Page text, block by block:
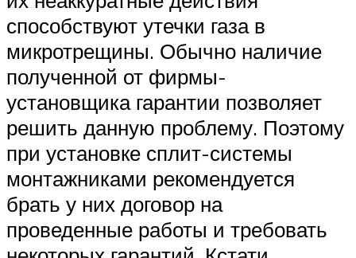
способствуют утечки газа в
микротрещины. Обычно наличие
полученной от фирмы-
установщика гарантии позволяет
решить данную проблему. Поэтому
при установке сплит-системы
монтажниками рекомендуется
брать у них договор на
проведенные работы и требовать